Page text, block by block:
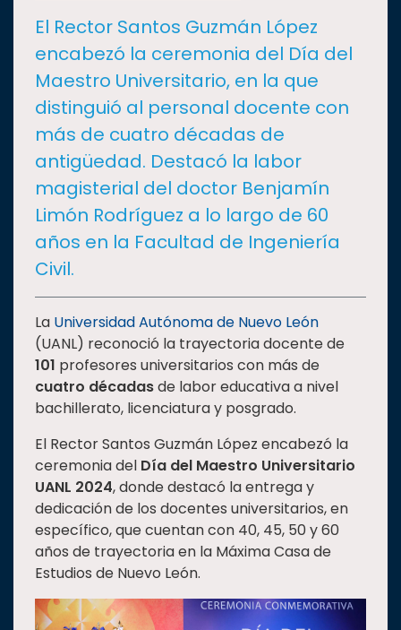
DEPORTES
I+D+IEXPERTOS
SALUD
SUSTENTABILIDAD
TEMAS
Oferta
educativa
Estudiantes
Rectoría
Internacionalización
Responsabilidad
social
Vinculación
Historia
Universiada
Nacional
El Rector Santos Guzmán López
encabezó la ceremonia del Día del
Maestro Universitario, en la que
distinguió al personal docente con
más de cuatro décadas de
antigüedad. Destacó la labor
magisterial del doctor Benjamín
Limón Rodríguez a lo largo de 60
años en la Facultad de Ingeniería
Civil.
La Universidad Autónoma de Nuevo León
(UANL) reconoció la trayectoria docente de
101 profesores universitarios con más de
cuatro décadasde labor educativa a nivel
bachillerato, licenciatura y posgrado.
El Rector Santos Guzmán López encabezó la
ceremonia del Día del Maestro Universitario
UANL 2024, donde destacó la entrega y
dedicación de los docentes universitarios, en
específico, que cuentan con 40, 45, 50 y 60
años de trayectoria en la Máxima Casa de
Estudios de Nuevo León.